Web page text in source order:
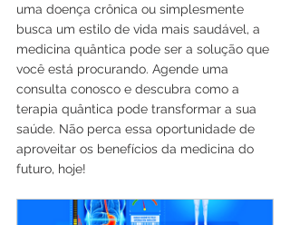
uma doença crônica ou simplesmente
busca um estilo de vida mais saudável, a
medicina quântica pode ser a solução que
você está procurando. Agende uma
consulta conosco e descubra como a
terapia quântica pode transformar a sua
saúde. Não perca essa oportunidade de
aproveitar os benefícios da medicina do
futuro, hoje!